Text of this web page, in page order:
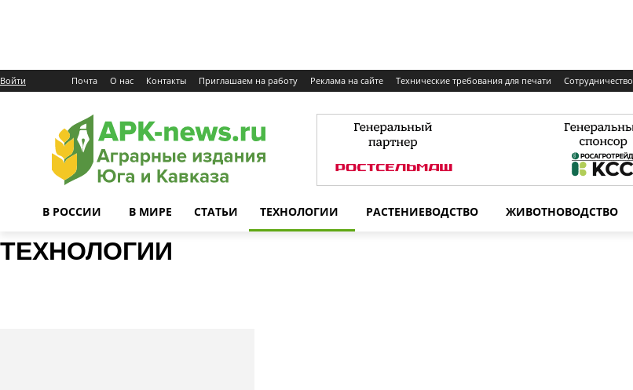
Войти Почта О нас Контакты Приглашаем на работу Реклама на сайте Технические требования для печати Сотрудничество
В РОССИИ В МИРЕ СТАТЬИ ТЕХНОЛОГИИ РАСТЕНИЕВОДСТВО ЖИВОТНОВОДСТВО
ТЕХНОЛОГИИ